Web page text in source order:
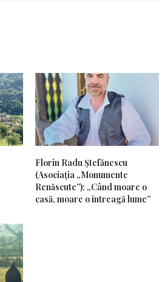
Florin Radu Ștefănescu
(Asociația „Monumente
Renăscute”): „Când moare o
casă, moare o întreagă lume”